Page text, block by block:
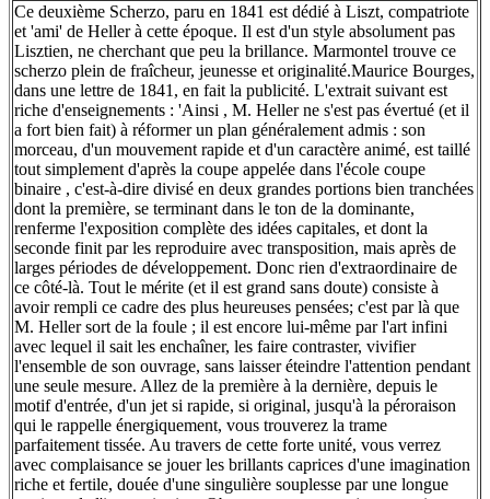
Ce deuxième Scherzo, paru en 1841 est dédié à Liszt, compatriote
et 'ami' de Heller à cette époque. Il est d'un style absolument pas
Lisztien, ne cherchant que peu la brillance. Marmontel trouve ce
scherzo plein de fraîcheur, jeunesse et originalité.Maurice Bourges,
dans une lettre de 1841, en fait la publicité. L'extrait suivant est
riche d'enseignements : 'Ainsi , M. Heller ne s'est pas évertué (et il
a fort bien fait) à réformer un plan généralement admis : son
morceau, d'un mouvement rapide et d'un caractère animé, est taillé
tout simplement d'après la coupe appelée dans l'école coupe
binaire , c'est-à-dire divisé en deux grandes portions bien tranchées
dont la première, se terminant dans le ton de la dominante,
renferme l'exposition complète des idées capitales, et dont la
seconde finit par les reproduire avec transposition, mais après de
larges périodes de développement. Donc rien d'extraordinaire de
ce côté-là. Tout le mérite (et il est grand sans doute) consiste à
avoir rempli ce cadre des plus heureuses pensées; c'est par là que
M. Heller sort de la foule ; il est encore lui-même par l'art infini
avec lequel il sait les enchaîner, les faire contraster, vivifier
l'ensemble de son ouvrage, sans laisser éteindre l'attention pendant
une seule mesure. Allez de la première à la dernière, depuis le
motif d'entrée, d'un jet si rapide, si original, jusqu'à la péroraison
qui le rappelle énergiquement, vous trouverez la trame
parfaitement tissée. Au travers de cette forte unité, vous verrez
avec complaisance se jouer les brillants caprices d'une imagination
riche et fertile, douée d'une singulière souplesse par une longue